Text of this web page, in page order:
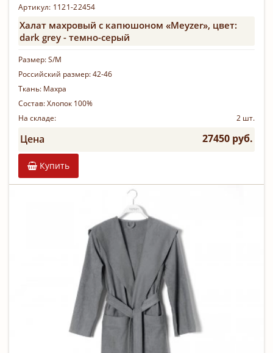
Артикул: 1121-22454
Халат махровый с капюшоном «Meyzer», цвет:
dark grey - темно-серый
Размер:S/M
Российский размер:42-46
Ткань: Махра
Состав:Хлопок 100%
На складе:
2 шт.
Цена 27450 руб.
Купить